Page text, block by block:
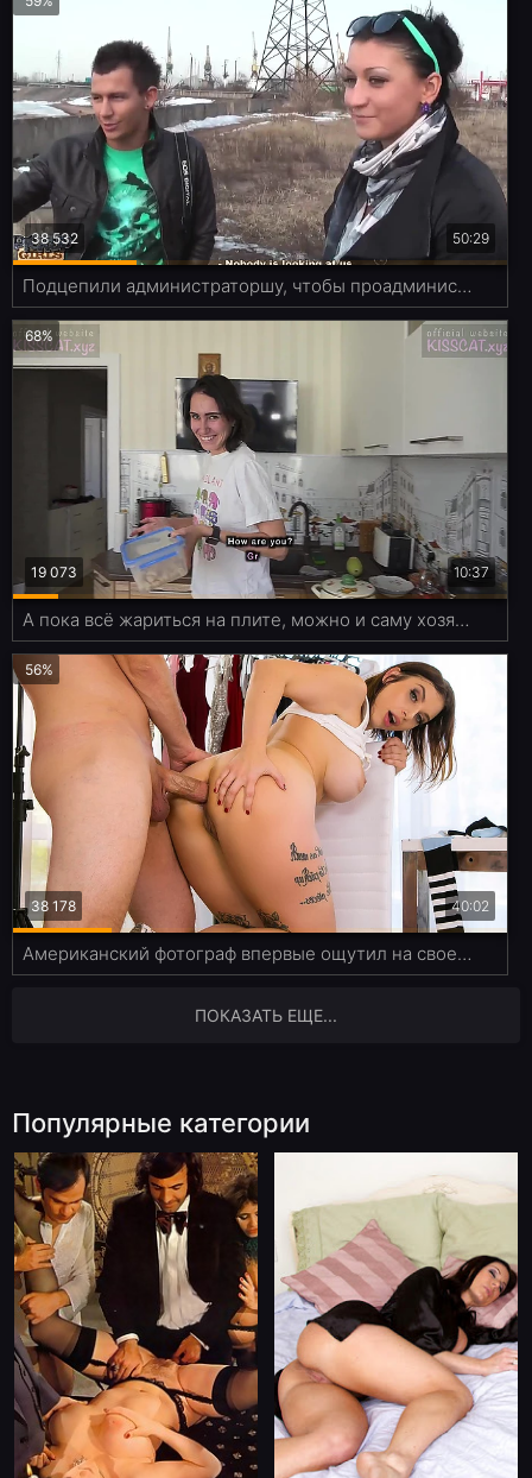
50:29
38 532
Подцепили администраторшу, чтобы проадминистрировала им члены
10:37
68%
19 073
А пока всё жариться на плите, можно и саму хозяюшку отжарить
40:02
56%
38 178
Американский фотограф впервые ощутил на своем лице огромный зад мамзели
ПОКАЗАТЬ ЕЩЕ...
Популярные категории